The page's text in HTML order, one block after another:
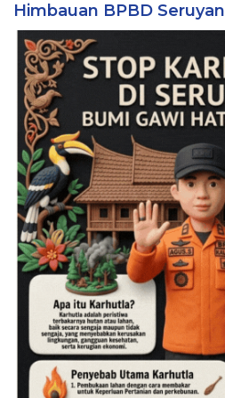
Himbauan BPBD Seruyan